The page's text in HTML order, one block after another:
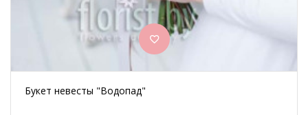
Букет невесты "Водопад"